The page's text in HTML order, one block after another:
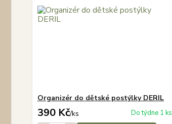
Organizér do dětské postýlky DERIL
390 Kč/ks Do týdne 1 ks